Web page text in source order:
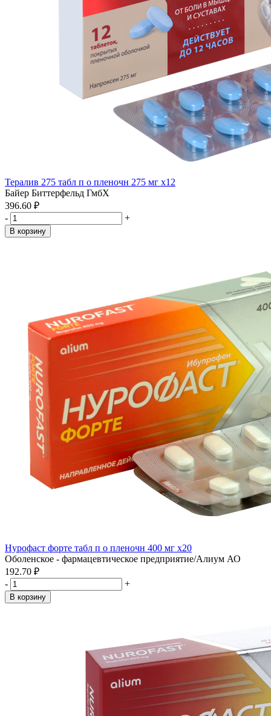
Тералив 275 табл п о пленочн 275 мг x12
Байер Биттерфельд ГмбХ
396.60 ₽
-
+
В корзину
Нурофаст форте табл п о пленочн 400 мг x20
Оболенское - фармацевтическое предприятие/Алиум АО
192.70 ₽
-
+
В корзину